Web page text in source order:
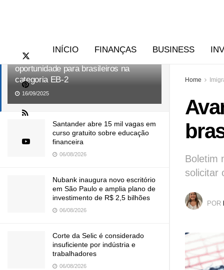
Avanço no Visa Bulletin abre
oportunidade para brasileiros na
categoria EB-2
16/09/2025
Santander abre 15 mil vagas em
curso gratuito sobre educação
financeira
06/08/2026
Nubank inaugura novo escritório
em São Paulo e amplia plano de
investimento de R$ 2,5 bilhões
06/08/2026
Corte da Selic é considerado
insuficiente por indústria e
trabalhadores
06/08/2026
INÍCIO FINANÇAS BUSINESS
Home
Boletim
solicitar
POR